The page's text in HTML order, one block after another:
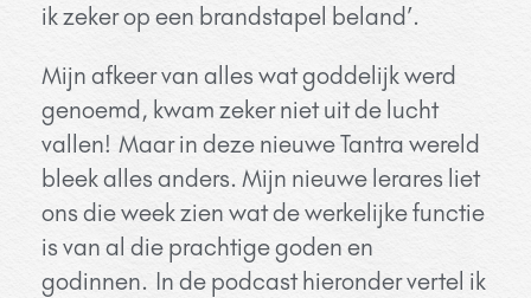
ik zeker op een brandstapel beland’.
Mijn afkeer van alles wat goddelijk werd
genoemd, kwam zeker niet uit de lucht
vallen! Maar in deze nieuwe Tantra wereld
bleek alles anders. Mijn nieuwe lerares liet
ons die week zien wat de werkelijke functie
is van al die prachtige goden en
godinnen. In de podcast hieronder vertel ik